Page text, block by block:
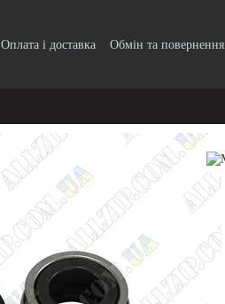
Оплата і доставка Обмін та повернення